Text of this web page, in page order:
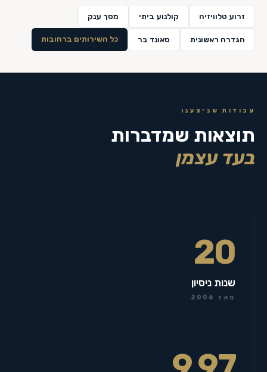
זרוע טלוויזיה קולנוע ביתי מסך ענק
הגדרה ראשונית סאונד בר כל השירותים ברחובות
עבודות שביצענו
תוצאות שמדברות
בעד עצמן
20
שנות ניסיון
מאז 2006